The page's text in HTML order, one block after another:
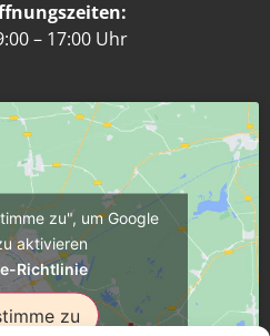
– 17:00 Uhr
zu", um Google
aktivieren
Richtlinie
zu